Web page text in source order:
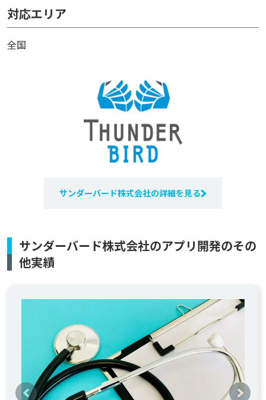
対応エリア
全国
サンダーバード株式会社の詳細を見る
サンダーバード株式会社のアプリ開発のその
他実績